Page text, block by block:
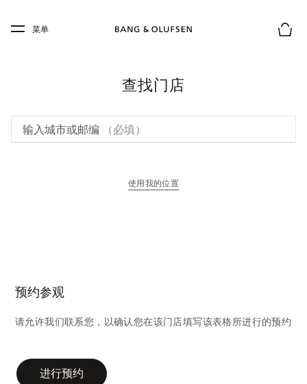
Skip to main footer
菜单
查找门店
输入城市或邮编 （必填）
使用我的位置
预约参观
请允许我们联系您，以确认您在该门店填写该表格所进行的预约
进行预约